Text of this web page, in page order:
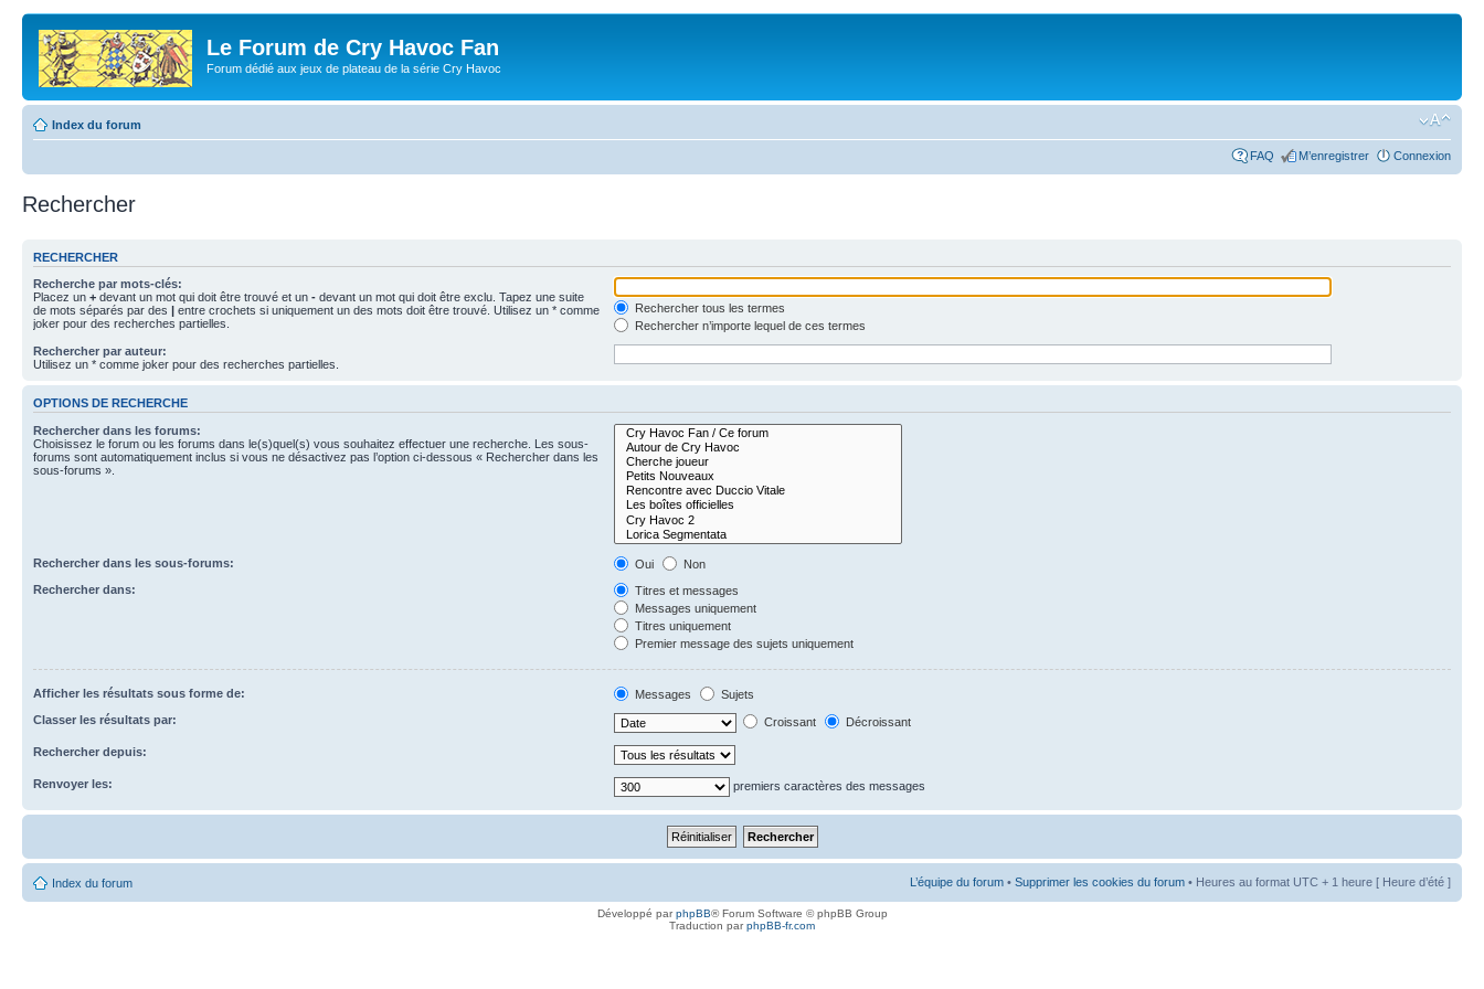
Le Forum de Cry Havoc Fan
Forum dédié aux jeux de plateau de la série Cry Havoc
Index du forum
FAQ M’enregistrer Connexion
Rechercher
RECHERCHER
Recherche par mots-clés:
Placez un + devant un mot qui doit être trouvé et un - devant un mot qui doit être exclu. Tapez une suite
de mots séparés par des | entre crochets si uniquement un des mots doit être trouvé. Utilisez un * comme
joker pour des recherches partielles.
Rechercher tous les termes
Rechercher n’importe lequel de ces termes
Rechercher par auteur:
Utilisez un * comme joker pour des recherches partielles.
OPTIONS DE RECHERCHE
Rechercher dans les forums:
Choisissez le forum ou les forums dans le(s)quel(s) vous souhaitez effectuer une recherche. Les sous-
forums sont automatiquement inclus si vous ne désactivez pas l’option ci-dessous « Rechercher dans les
sous-forums ».
Rechercher dans les sous-forums: Oui
Non
Rechercher dans:
Titres et messages
Messages uniquement
Titres uniquement
Premier message des sujets uniquement
Afficher les résultats sous forme de: Messages
Sujets
Classer les résultats par:
Croissant Décroissant
Rechercher depuis:
Renvoyer les: premiers caractères des messages
Index du forum L’équipe du forum • Supprimer les cookies du forum • Heures au format UTC + 1 heure [ Heure d’été ]
Développé parphpBB® Forum Software © phpBB Group
Traduction parphpBB-fr.com